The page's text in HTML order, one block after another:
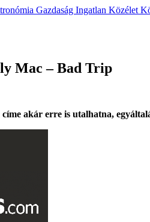
Gazdaság Ingatlan Közélet
Mac – Bad Trip
akár erre is utalhatna,